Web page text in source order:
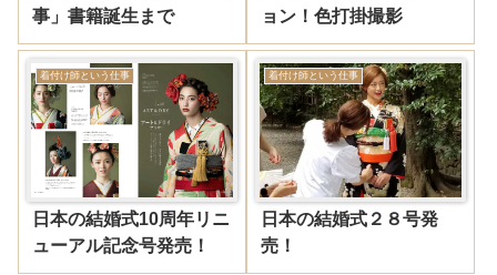
事」書籍誕生まで
ョン！色打掛撮影
着付け師という仕事
日本の結婚式10周年リニ
ューアル記念号発売！
着付け師という仕事
日本の結婚式２８号発
売！